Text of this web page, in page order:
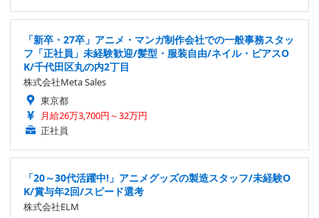
「新卒・27卒」アニメ・マンガ制作会社での一般事務スタッ
フ「正社員」未経験歓迎/髪型・服装自由/ネイル・ピアスO
K/千代田区丸の内2丁目
株式会社Meta Sales
東京都
月給26万3,700円～32万円
正社員
「20～30代活躍中!」アニメグッズの製造スタッフ/未経験O
K/賞与年2回/スピード選考
株式会社ELM